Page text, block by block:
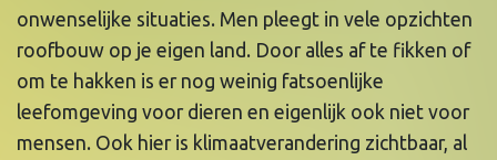
onwenselijke situaties. Men pleegt in vele opzichten
roofbouw op je eigen land. Door alles af te fikken of
om te hakken is er nog weinig fatsoenlijke
leefomgeving voor dieren en eigenlijk ook niet voor
mensen. Ook hier is klimaatverandering zichtbaar, al